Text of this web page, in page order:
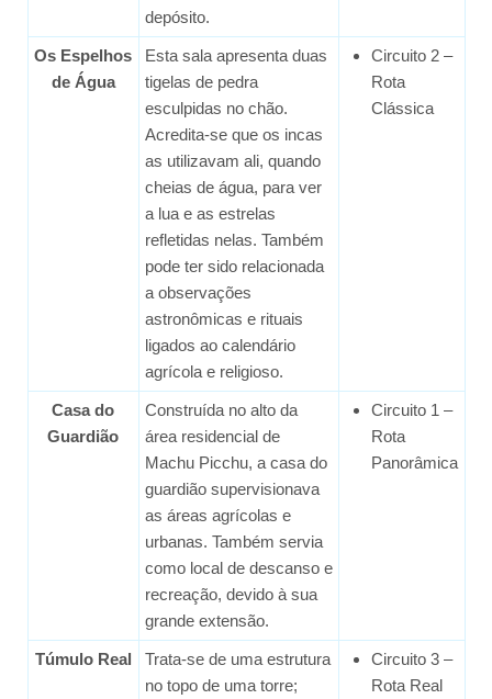
depósito.
Os Espelhos
de Água
Esta sala apresenta duas
tigelas de pedra
esculpidas no chão.
Acredita-se que os incas
as utilizavam ali, quando
cheias de água, para ver
a lua e as estrelas
refletidas nelas. Também
pode ter sido relacionada
a observações
astronômicas e rituais
ligados ao calendário
agrícola e religioso.
Circuito 2 –
Rota
Clássica
Casa do
Guardião
Construída no alto da
área residencial de
Machu Picchu, a casa do
guardião supervisionava
as áreas agrícolas e
urbanas. Também servia
como local de descanso e
recreação, devido à sua
grande extensão.
Circuito 1 –
Rota
Panorâmica
Túmulo Real
Trata-se de uma estrutura
no topo de uma torre;
Circuito 3 –
Rota Real